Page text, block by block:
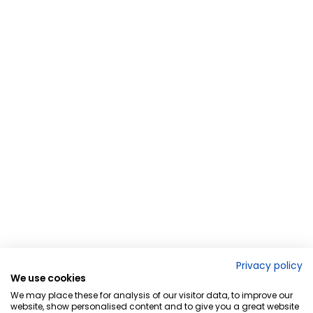
Privacy policy
We use cookies
We may place these for analysis of our visitor data, to improve our
website, show personalised content and to give you a great website